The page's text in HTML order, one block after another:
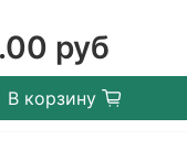
руб
В корзину